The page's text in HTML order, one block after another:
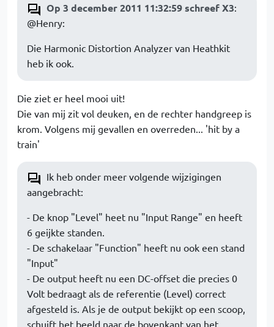
Op 3 december 2011 11:32:59 schreef X3:
@Henry:
Die Harmonic Distortion Analyzer van Heathkit
heb ik ook.
Die ziet er heel mooi uit!
Die van mij zit vol deuken, en de rechter handgreep is
krom. Volgens mij gevallen en overreden... 'hit by a
train'
Ik heb onder meer volgende wijzigingen
aangebracht:
- De knop "Level" heet nu "Input Range" en heeft
6 geijkte standen.
- De schakelaar "Function" heeft nu ook een stand
"Input"
- De output heeft nu een DC-offset die precies 0
Volt bedraagt als de referentie (Level) correct
afgesteld is. Als je de output bekijkt op een scoop,
schuift het beeld naar de bovenkant van het